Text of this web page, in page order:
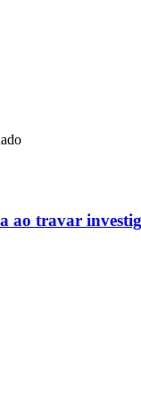
travar